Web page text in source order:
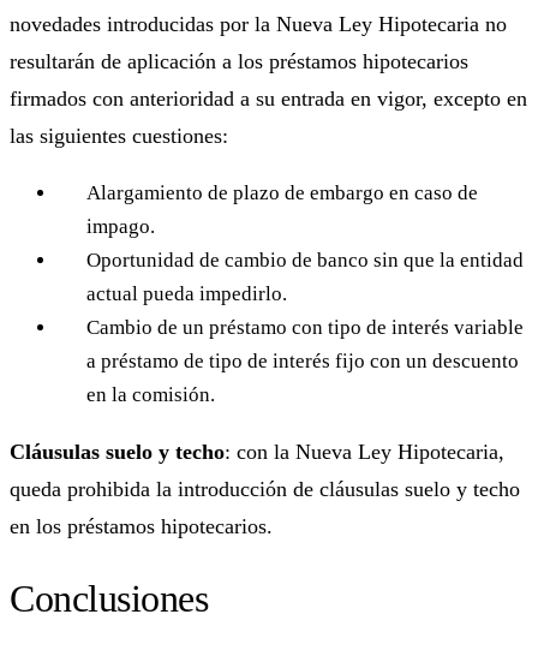
novedades introducidas por la Nueva Ley Hipotecaria no
resultarán de aplicación a los préstamos hipotecarios
firmados con anterioridad a su entrada en vigor, excepto en
las siguientes cuestiones:
Alargamiento de plazo de embargo en caso de
impago.
Oportunidad de cambio de banco sin que la entidad
actual pueda impedirlo.
Cambio de un préstamo con tipo de interés variable
a préstamo de tipo de interés fijo con un descuento
en la comisión.
Cláusulas suelo y techo: con la Nueva Ley Hipotecaria,
queda prohibida la introducción de cláusulas suelo y techo
en los préstamos hipotecarios.
Conclusiones